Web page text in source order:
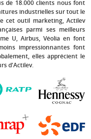
de 18.000 clients nous font
industrielles sur tout le
cet outil marketing, Actilev
parmi ses meilleurs
U, Airbus, Véolia en font
impressionnantes font
elles apprécient le
d'Actilev.